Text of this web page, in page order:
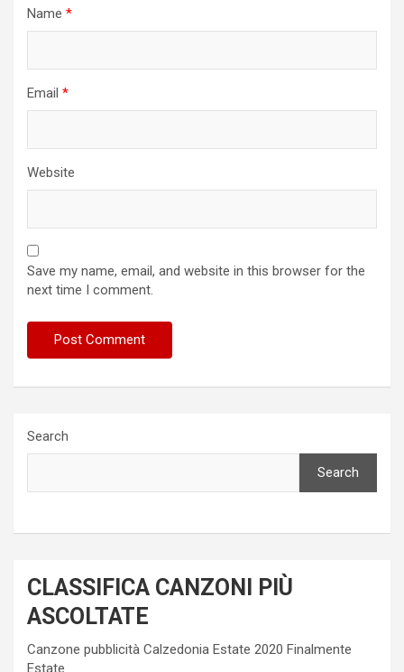
Name *
Email *
Website
Save my name, email, and website in this browser for the
next time I comment.
Search
Search
CLASSIFICA CANZONI PIÙ
ASCOLTATE
Canzone pubblicità Calzedonia Estate 2020 Finalmente
Estate